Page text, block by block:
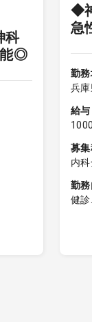
科
能◎
◆
急
勤
兵
給与
募集
内
勤
健診